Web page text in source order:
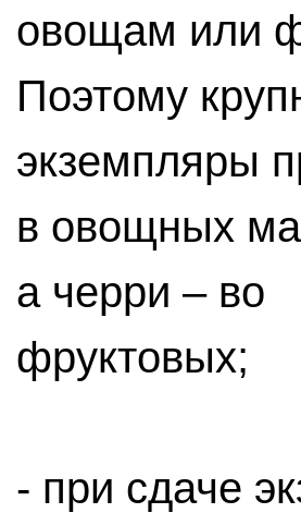
овощам или
Поэтому
экземпляры
в овощных
а черри – во
фруктовых;
- при сдаче